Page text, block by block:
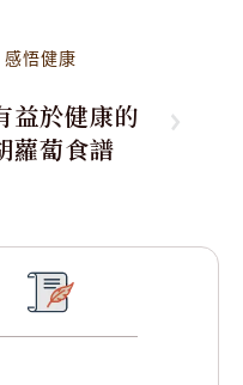
感悟健康
益於健康的
蘿蔔食譜